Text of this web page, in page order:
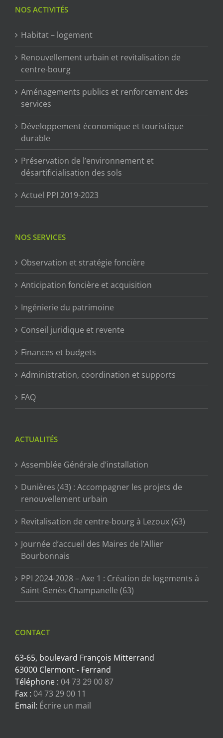
NOS ACTIVITÉS
Habitat – logement
Renouvellement urbain et revitalisation de
centre-bourg
Aménagements publics et renforcement des
services
Développement économique et touristique
durable
Préservation de l’environnement et
désartificialisation des sols
Actuel PPI 2019-2023
NOS SERVICES
Observation et stratégie foncière
Anticipation foncière et acquisition
Ingénierie du patrimoine
Conseil juridique et revente
Finances et budgets
Administration, coordination et supports
FAQ
ACTUALITÉS
Assemblée Générale d’installation
Dunières (43) : Accompagner les projets de
renouvellement urbain
Revitalisation de centre-bourg à Lezoux (63)
Journée d’accueil des Maires de l’Allier
Bourbonnais
PPI 2024-2028 – Axe 1 : Création de logements à
Saint-Genès-Champanelle (63)
CONTACT
63-65, boulevard François Mitterrand
63000 Clermont - Ferrand
Téléphone : 04 73 29 00 87
Fax : 04 73 29 00 11
Email: Écrire un mail